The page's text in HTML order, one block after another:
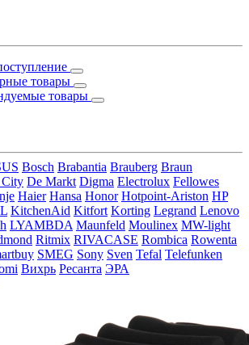
товары
товары
Bosch Brabantia Brauberg Braun
De Markt Digma Electrolux Fellowes
Haier Hansa Honor Hotpoint-Ariston HP
KitchenAid Kitfort Korting Legrand Lenovo
LYAMBDA Maunfeld Moulinex MW-light
Ritmix RIVACASE Rombica Rowenta
SMEG Sony Sven Tefal Telefunken
Вихрь Ресанта ЭРА